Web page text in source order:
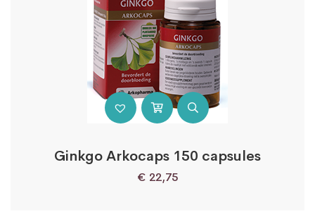
Ginkgo Arkocaps 150 capsules
€ 22,75